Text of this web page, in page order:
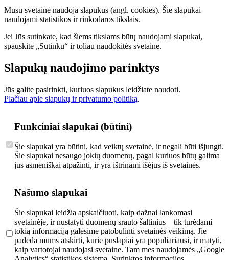
Mūsų svetainė naudoja slapukus (angl. cookies). Šie slapukai
naudojami statistikos ir rinkodaros tikslais.
Jei Jūs sutinkate, kad šiems tikslams būtų naudojami slapukai,
spauskite „Sutinku“ ir toliau naudokitės svetaine.
Slapukų naudojimo parinktys
Jūs galite pasirinkti, kuriuos slapukus leidžiate naudoti.
Plačiau apie slapukų ir privatumo politiką.
Funkciniai slapukai (būtini)
Šie slapukai yra būtini, kad veiktų svetainė, ir negali būti išjungti.
Šie slapukai nesaugo jokių duomenų, pagal kuriuos būtų galima
jus asmeniškai atpažinti, ir yra ištrinami išėjus iš svetainės.
Našumo slapukai
Šie slapukai leidžia apskaičiuoti, kaip dažnai lankomasi
svetainėje, ir nustatyti duomenų srauto šaltinius – tik turėdami
tokią informaciją galėsime patobulinti svetainės veikimą. Jie
padeda mums atskirti, kurie puslapiai yra populiariausi, ir matyti,
kaip vartotojai naudojasi svetaine. Tam mes naudojamės „Google